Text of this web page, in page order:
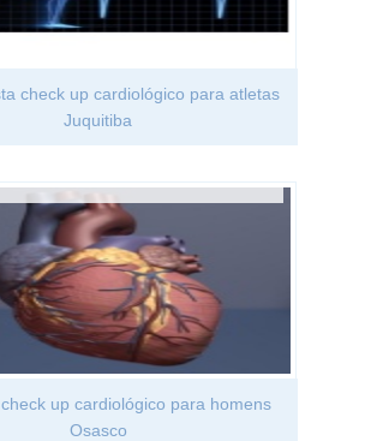
check up cardiológico para atletas
Juquitiba
up cardiológico para homens
Osasco